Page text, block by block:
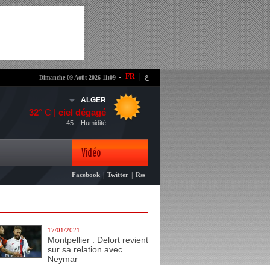
- FR ع Dimanche 09 Août 2026 11:09
ALGER
32° C | ciel dégagé
: Humidité
45
Vidéo
Photo
Facebook Twitter Rss
17/01/2021
Montpellier : Delort revient
sur sa relation avec
Neymar